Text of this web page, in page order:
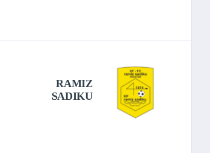
RAMIZ
SADIKU